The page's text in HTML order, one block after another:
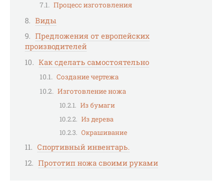
Процесс изготовления
Виды
Предложения от европейских
производителей
Как сделать самостоятельно
Создание чертежа
Изготовление ножа
Из бумаги
Из дерева
Окрашивание
Спортивный инвентарь.
Прототип ножа своими руками